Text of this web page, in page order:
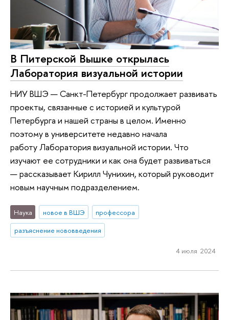
В Питерской Вышке открылась
Лаборатория визуальной истории
НИУ ВШЭ — Санкт-Петербург продолжает развивать
проекты, связанные с историей и культурой
Петербурга и нашей страны в целом. Именно
поэтому в университете недавно начала
работу Лаборатория визуальной истории. Что
изучают ее сотрудники и как она будет развиваться
— рассказывает Кирилл Чунихин, который руководит
новым научным подразделением.
Наука новое в ВШЭ
профессора
разъяснение нововведения
4 июля 2024